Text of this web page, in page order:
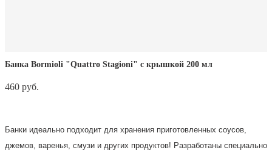
Банка Bormioli "Quattro Stagioni" с крышкой 200 мл
460 pуб.
Банки идеально подходит для хранения приготовленных соусов,
джемов, варенья, смузи и других продуктов! Разработаны специально